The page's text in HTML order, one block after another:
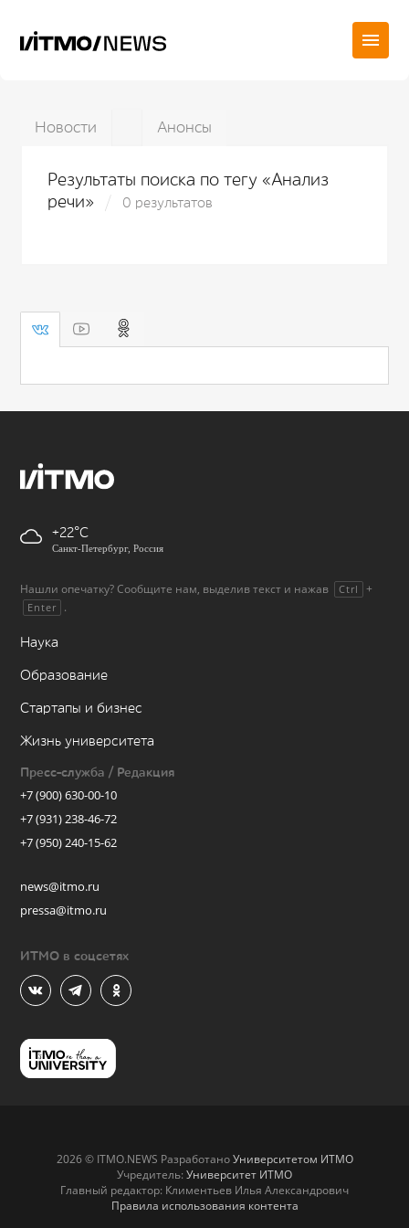
Новости Анонсы
Результаты поиска по тегу «Анализ
речи»
0 результатов
+22
Санкт-Петербург, Россия
Нашли опечатку? Сообщите нам, выделив текст и нажав Ctrl +
Enter .
Наука
Образование
Стартапы и бизнес
Жизнь университета
Пресс-служба / Редакция
+7 (900) 630-00-10
+7 (931) 238-46-72
+7 (950) 240-15-62
news@itmo.ru
pressa@itmo.ru
ИТМО в соцсетях
2026 © ITMO.NEWS РазработаноУниверситетом ИТМО
Учредитель: Университет ИТМО
Главный редактор: Климентьев Илья Александрович
Правила использования контента